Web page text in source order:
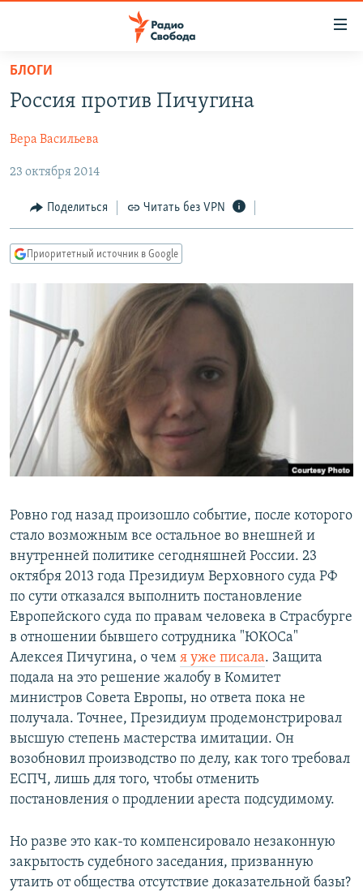
упрощенного
доступа
содержанию
Вернутся
главной
навигации
Вернутся
поиску
АВТОРСКИЕ ПРОЕКТЫ
ЦИТАТЫ СВОБОДЫ
МНЕНИЯ
КУЛЬТУРА
IDEL.РЕАЛИИ
СЕВЕР.РЕАЛИИ
СИБИРЬ.РЕАЛИИ
РАСПИСАНИЕ ВЕЩАНИЯ
ПОДПИШИТЕСЬ НА РАССЫЛКУ
СОЦИАЛЬНЫЕ СЕТИ
Все сайты РСЕ/РС
БЛОГИ
Россия против Пичугина
Вера Васильева
23 октября 2014
Поделиться Читать без VPN
Приоритетный источник в Google
Ровно год назад произошло событие, после которого
стало возможным все остальное во внешней и
внутренней политике сегодняшней России. 23
октября 2013 года Президиум Верховного суда РФ
по сути отказался выполнить постановление
Европейского суда по правам человека в Страсбурге
в отношении бывшего сотрудника "ЮКОСа"
Алексея Пичугина, о чем я уже писала. Защита
подала на это решение жалобу в Комитет
министров Совета Европы, но ответа пока не
получала. Точнее, Президиум продемонстрировал
высшую степень мастерства имитации. Он
возобновил производство по делу, как того требовал
ЕСПЧ, лишь для того, чтобы отменить
постановления о продлении ареста подсудимому.
Но разве это как-то компенсировало незаконную
закрытость судебного заседания, призванную
утаить от общества отсутствие доказательной базы?